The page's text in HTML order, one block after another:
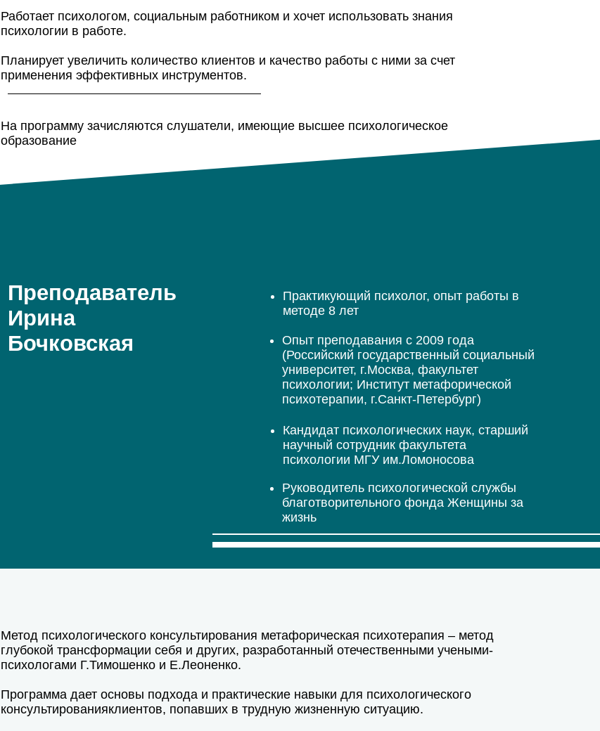
Работает психологом, социальным работником и хочет использовать знания
психологии в работе.
Планирует увеличить количество клиентов и качество работы с ними за счет
применения эффективных инструментов.
На программу зачисляются слушатели, имеющие высшее психологическое
образование
Преподаватель
Ирина
Бочковская
Практикующий психолог, опыт работы в
методе 8 лет
Опыт преподавания с 2009 года
(Российский государственный социальный
университет, г.Москва, факультет
психологии; Институт метафорической
психотерапии, г.Санкт-Петербург)
Кандидат психологических наук, старший
научный сотрудник факультета
психологии МГУ им.Ломоносова
Руководитель психологической службы
благотворительного фонда Женщины за
жизнь
Метод психологического консультирования метафорическая психотерапия – метод
глубокой трансформации себя и других, разработанный отечественными учеными-
психологами Г.Тимошенко и Е.Леоненко.
Программа дает основы подхода и практические навыки для психологического
консультированияклиентов, попавших в трудную жизненную ситуацию.